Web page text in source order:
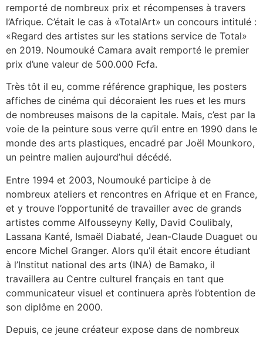
remporté de nombreux prix et récompenses à travers
l’Afrique. C’était le cas à «TotalArt» un concours intitulé :
«Regard des artistes sur les stations service de Total»
en 2019. Noumouké Camara avait remporté le premier
prix d’une valeur de 500.000 Fcfa.
Très tôt il eu, comme référence graphique, les posters
affiches de cinéma qui décoraient les rues et les murs
de nombreuses maisons de la capitale. Mais, c’est par la
voie de la peinture sous verre qu’il entre en 1990 dans le
monde des arts plastiques, encadré par Joël Mounkoro,
un peintre malien aujourd’hui décédé.
Entre 1994 et 2003, Noumouké participe à de
nombreux ateliers et rencontres en Afrique et en France,
et y trouve l’opportunité de travailler avec de grands
artistes comme Alfousseyny Kelly, David Coulibaly,
Lassana Kanté, Ismaël Diabaté, Jean-Claude Duaguet ou
encore Michel Granger. Alors qu’il était encore étudiant
à l’Institut national des arts (INA) de Bamako, il
travaillera au Centre culturel français en tant que
communicateur visuel et continuera après l’obtention de
son diplôme en 2000.
Depuis, ce jeune créateur expose dans de nombreux